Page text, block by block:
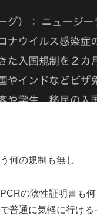
何の規制も無し
の陰性証明書も
普通に気軽に行ける